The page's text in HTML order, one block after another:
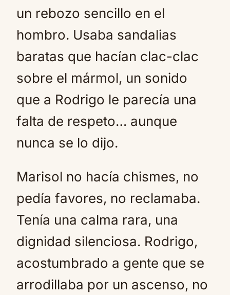
un rebozo sencillo en el
hombro. Usaba sandalias
baratas que hacían clac-clac
sobre el mármol, un sonido
que a Rodrigo le parecía una
falta de respeto… aunque
nunca se lo dijo.
Marisol no hacía chismes, no
pedía favores, no reclamaba.
Tenía una calma rara, una
dignidad silenciosa. Rodrigo,
acostumbrado a gente que se
arrodillaba por un ascenso, no